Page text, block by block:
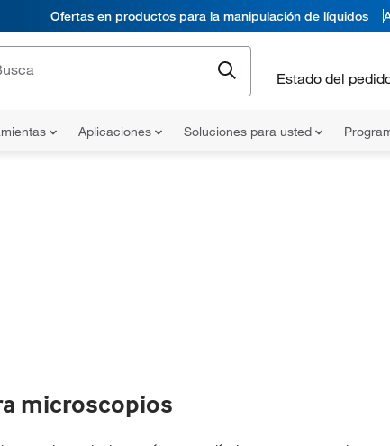
Ofertas en productos para la manipulación de líquidos
Estado del
Aplicaciones Soluciones para usted
microscopios